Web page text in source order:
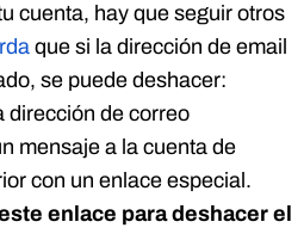
cuenta, hay que seguir otros
que si la dirección de email
se puede deshacer:
dirección de correo
mensaje a la cuenta de
con un enlace especial.
enlace para deshacer el